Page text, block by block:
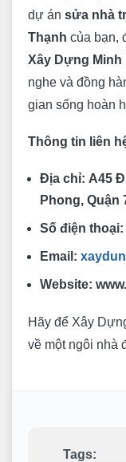
dự án sửa nhà
Thạnh của bạn,
Xây Dựng Minh
nghe và đồng
gian sống hoàn
Thông tin liên
Địa chỉ: A45
Phong, Quận
Số điện thoại:
Email:
Website:
Hãy để Xây
về một ngôi nhà
Tags: